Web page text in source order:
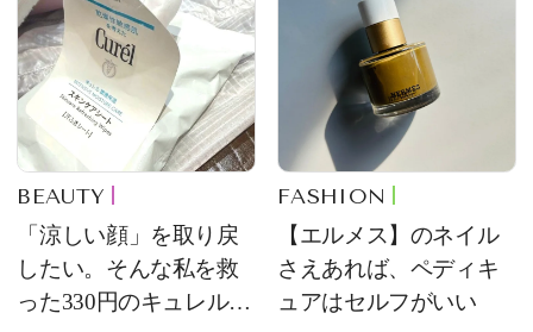
BEAUTY
「涼しい顔」を取り戻
したい。そんな私を救
った330円のキュレル名
FASHION
【エルメス】のネイル
さえあれば、ペディキ
ュアはセルフがいい